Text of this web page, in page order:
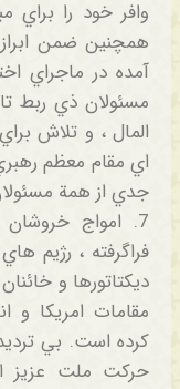
وافر خود را براي
همچنين ضمن
آمده در ماجراي
مسئولان ذي ربط
اي مقام معظم
جدي از همة
7. امواج
فراگرفته ، رژيم
ديكتاتورها و
مقامات امريكا و
كرده است. بي
حركت ملت عزيز